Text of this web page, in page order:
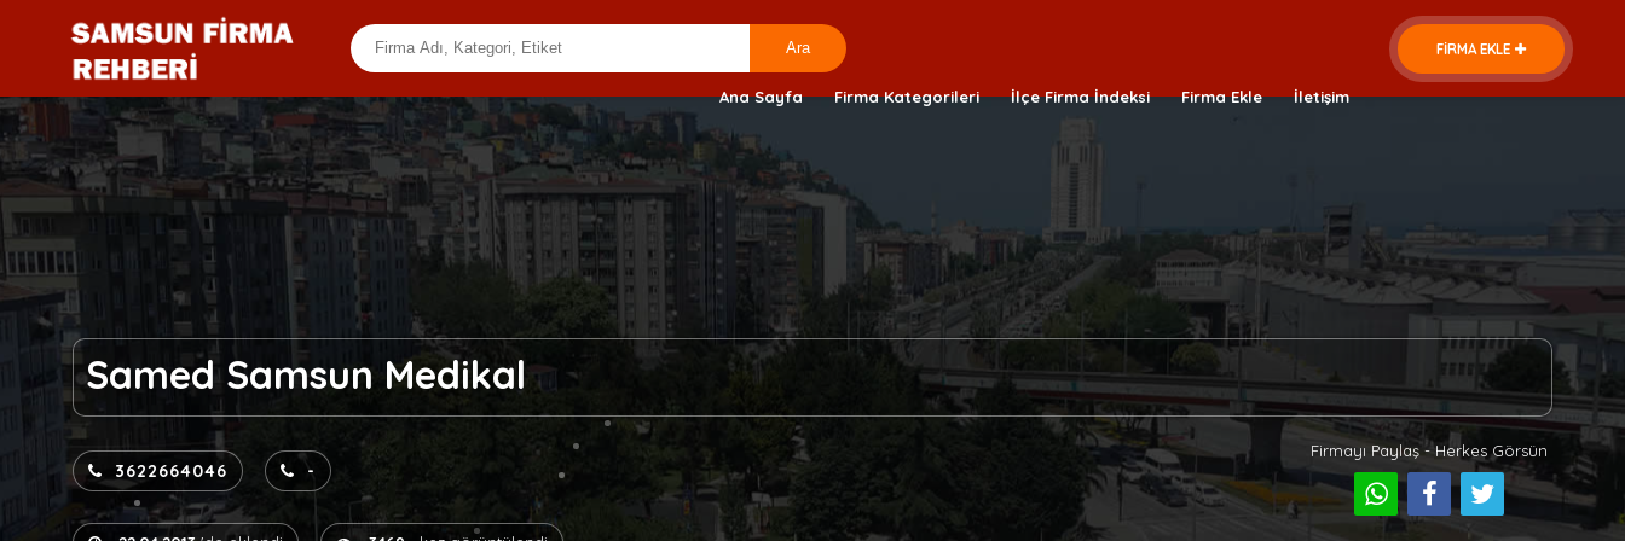
FİRMA EKLE
Ana Sayfa Firma Kategorileri İlçe Firma İndeksi Firma Ekle İletişim
Samed Samsun Medikal
3622664046 -
Firmayı Paylaş - Herkes Görsün